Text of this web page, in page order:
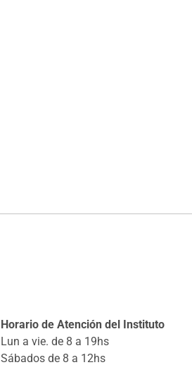
Horario de Atención del Instituto
Lun a vie. de 8 a 19hs
Sábados de 8 a 12hs